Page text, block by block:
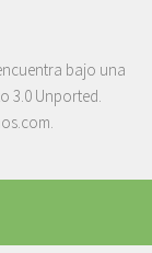
bajo una
3.0 Unported.
.